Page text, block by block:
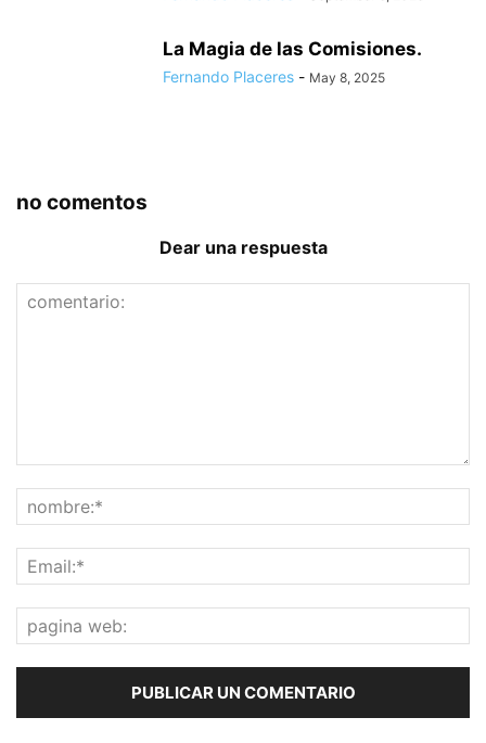
La Magia de las Comisiones.
Fernando Placeres - May 8, 2025
no comentos
Dear una respuesta